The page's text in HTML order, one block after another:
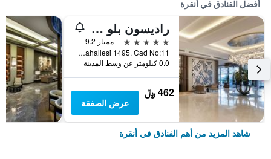
أفضل الفنادق في أنقرة
راديسون بلو هوتل أنكارا كانكايا
5 نجوم
ممتاز 9.2
Isçi Bloklari Mahallesi 1495. Cad No:11, أنقرة, تركيا
0.0 كيلومتر عن وسط المدينة
462 ﷼
عرض الصفقة
شاهد المزيد من أهم الفنادق في أنقرة